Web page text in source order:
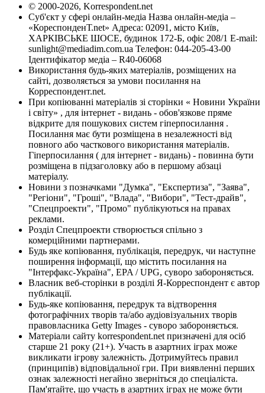
© 2000-2026, Korrespondent.net
Суб'єкт у сфері онлайн-медіа Назва онлайн-медіа –
«КореспонденТ.net» Адреса: 02091, місто Київ,
ХАРКІВСЬКЕ ШОСЕ, будинок 172-Б, офіс 208/1 E-mail:
sunlight@mediadim.com.ua Телефон: 044-205-43-00
Ідентифікатор медіа – R40-06068
Використання будь-яких матеріалів, розміщених на
сайті, дозволяється за умови посилання на
Корреспондент.net.
При копіюванні матеріалів зі сторінки « Новини України
і світу» , для інтернет - видань - обов'язкове пряме
відкрите для пошукових систем гіперпосилання .
Посилання має бути розміщена в незалежності від
повного або часткового використання матеріалів.
Гіперпосилання ( для інтернет - видань) - повинна бути
розміщена в підзаголовку або в першому абзаці
матеріалу.
Новини з позначками "Думка", "Експертиза", "Заява",
"Регіони", "Гроші", "Влада", "Вибори", "Тест-драйв",
"Спецпроекти", "Промо" публікуються на правах
реклами.
Розділ Спецпроекти створюється спільно з
комерційними партнерами.
Будь яке копіювання, публікація, передрук, чи наступне
поширення інформації, що містить посилання на
"Інтерфакс-Україна", EPA / UPG, суворо забороняється.
Власник веб-сторінки в розділі Я-Корреспондент є автор
публікації.
Будь-яке копіювання, передрук та відтворення
фотографічних творів та/або аудіовізуальних творів
правовласника Getty Images - суворо забороняється.
Матеріали сайту korrespondent.net призначені для осіб
старше 21 року (21+). Участь в азартних іграх може
викликати ігрову залежність. Дотримуйтесь правил
(принципів) відповідальної гри. При виявленні перших
ознак залежності негайно зверніться до спеціаліста.
Пам'ятайте, що участь в азартних іграх не може бути